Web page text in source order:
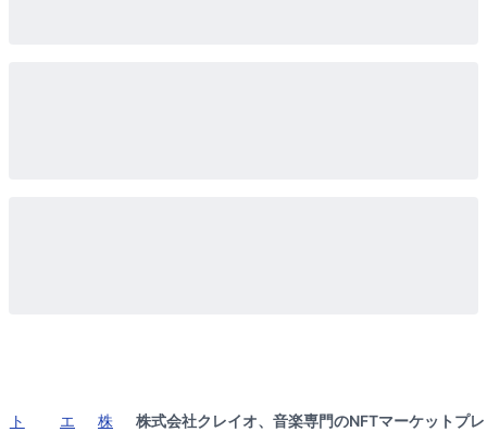
ト
エ
株
株式会社クレイオ、音楽専門のNFTマーケットプレ